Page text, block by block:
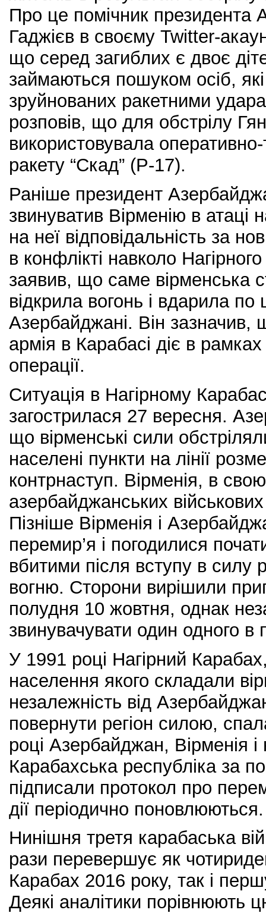
Про це помічник президента
Гаджієв в своєму Twitter-
що серед загиблих є двоє
займаються пошуком осіб,
зруйнованих ракетними
розповів, що для обстрілу
використовувала
ракету “Скад” (Р-17).
Раніше президент
звинуватив Вірменію в атаці
на неї відповідальність за
в конфлікті навколо
заявив, що саме вірменська
відкрила вогонь і вдарила по
Азербайджані. Він
армія в Карабасі діє в
операції.
Ситуація в Нагірному
загострилася 27 вересня.
що вірменські сили
населені пункти на лінії
контрнаступ. Вірменія, в
азербайджанських
Пізніше Вірменія і
перемир’я і погодилися
вбитими після вступу в
вогню. Сторони вирішили
полудня 10 жовтня, однак
звинувачувати один одного
У 1991 році Нагірний
населення якого складали
незалежність від
повернути регіон силою,
році Азербайджан, Вірменія
Карабахська республіка за
підписали протокол про
дії періодично поновлюються.
Нинішня третя карабаська
рази перевершує як
Карабах 2016 року, так і
Деякі аналітики порівнюють